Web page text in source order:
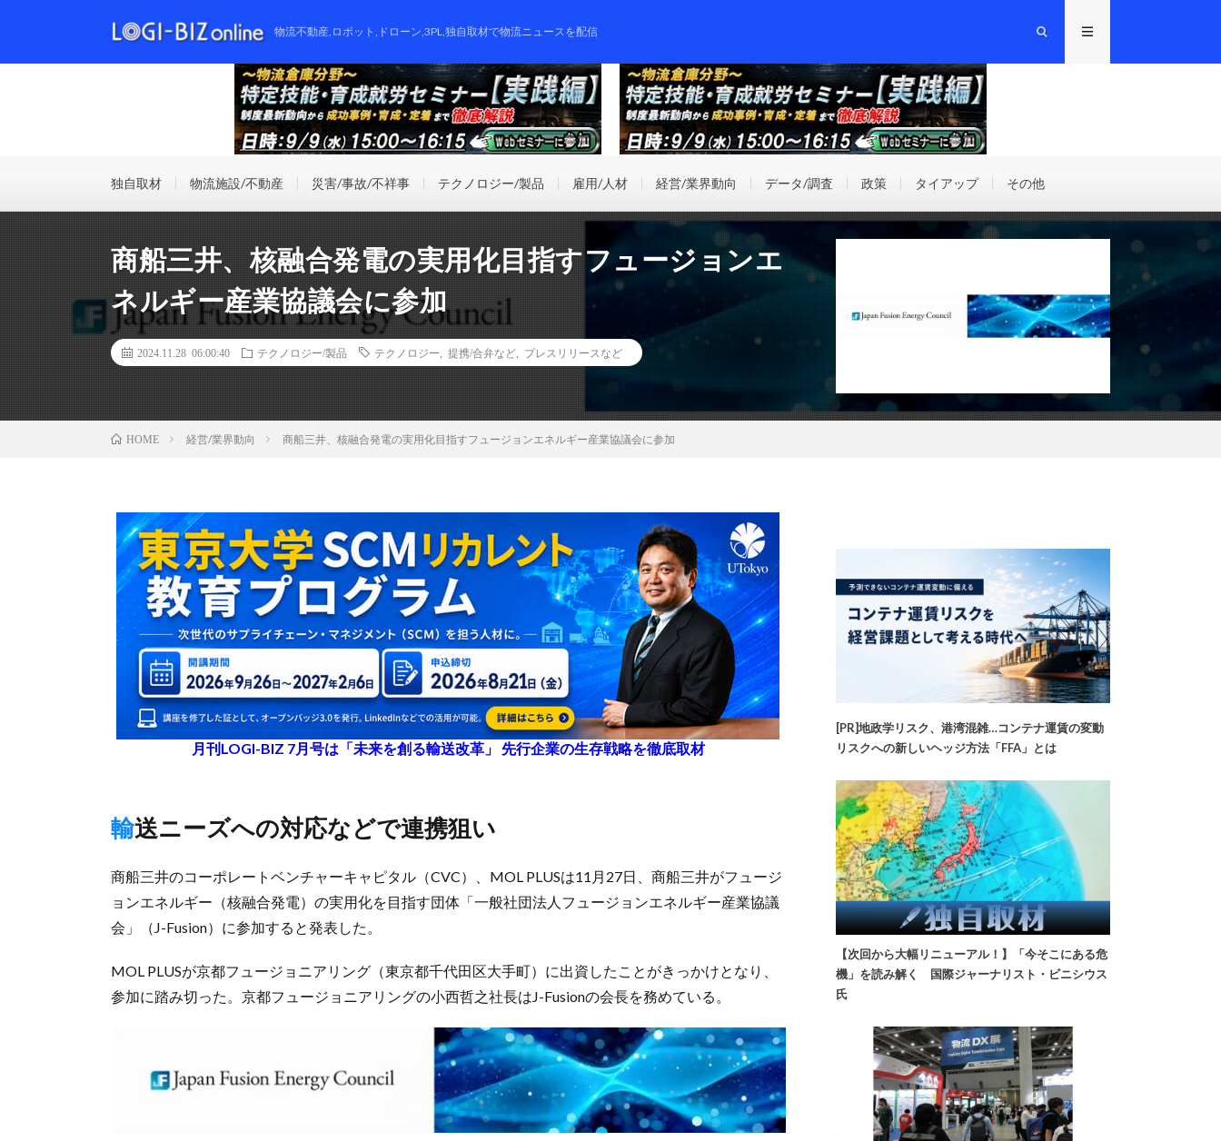
物流不動産,ロボット,ドローン,3PL,独自取材で物流ニュースを配信
独自取材 物流施設/不動産 災害/事故/不祥事 テクノロジー/製品 雇用/人材 経営/業界動向 データ/調査 政策 タイアップ その他
商船三井、核融合発電の実用化目指すフュージョンエ
ネルギー産業協議会に参加
2024.11.28 06:00:40 テクノロジー/製品 テクノロジー 提携/合弁など プレスリリースなど
HOME 経営/業界動向 商船三井、核融合発電の実用化目指すフュージョンエネルギー産業協議会に参加
月刊LOGI-BIZ 7月号は「未来を創る輸送改革」 先行企業の生存戦略を徹底取材
輸送ニーズへの対応などで連携狙い
商船三井のコーポレートベンチャーキャピタル（CVC）、MOL PLUSは11月27日、商船三井がフュージ
ョンエネルギー（核融合発電）の実用化を目指す団体「一般社団法人フュージョンエネルギー産業協議
会」（J-Fusion）に参加すると発表した。
MOL PLUSが京都フュージョニアリング（東京都千代田区大手町）に出資したことがきっかけとなり、
参加に踏み切った。京都フュージョニアリングの小西哲之社長はJ-Fusionの会長を務めている。
[PR]地政学リスク、港湾混雑…コンテナ運賃の変動
リスクへの新しいヘッジ方法「FFA」とは
【次回から大幅リニューアル！】「今そこにある危
機」を読み解く 国際ジャーナリスト・ビニシウス
氏